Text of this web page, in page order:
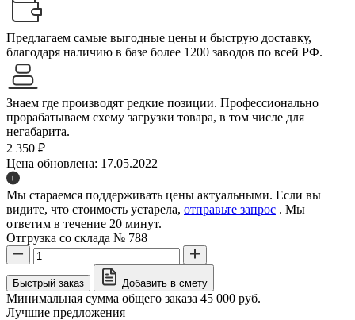
Предлагаем самые выгодные цены и быструю доставку,
благодаря наличию в базе более 1200 заводов по всей РФ.
Знаем где производят редкие позиции. Профессионально
прорабатываем схему загрузки товара, в том числе для
негабарита.
2 350 ₽
Цена обновлена: 17.05.2022
Мы стараемся поддерживать цены актуальными. Если вы
видите, что стоимость устарела, отправьте запрос . Мы
ответим в течение 20 минут.
Отгрузка со склада № 788
Быстрый заказ Добавить в смету
Минимальная сумма общего заказа 45 000 руб.
Лучшие предложения